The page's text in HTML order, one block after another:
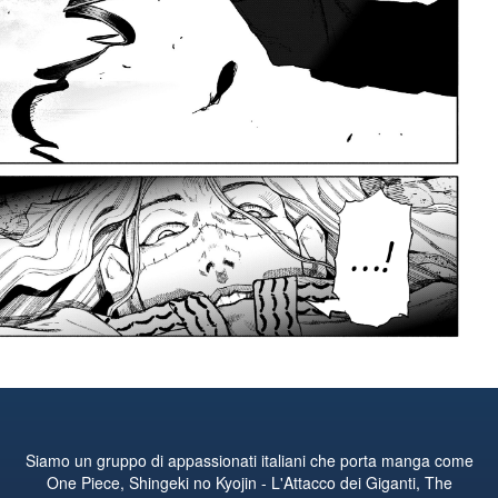
Siamo un gruppo di appassionati italiani che porta manga come
One Piece, Shingeki no Kyojin - L'Attacco dei Giganti, The